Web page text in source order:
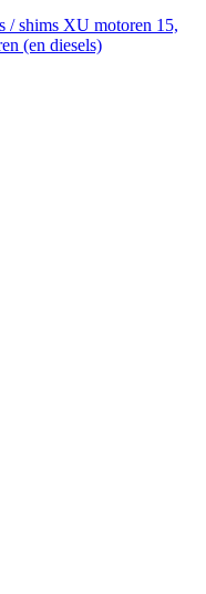
/ shims XU motoren 15,
(en diesels)